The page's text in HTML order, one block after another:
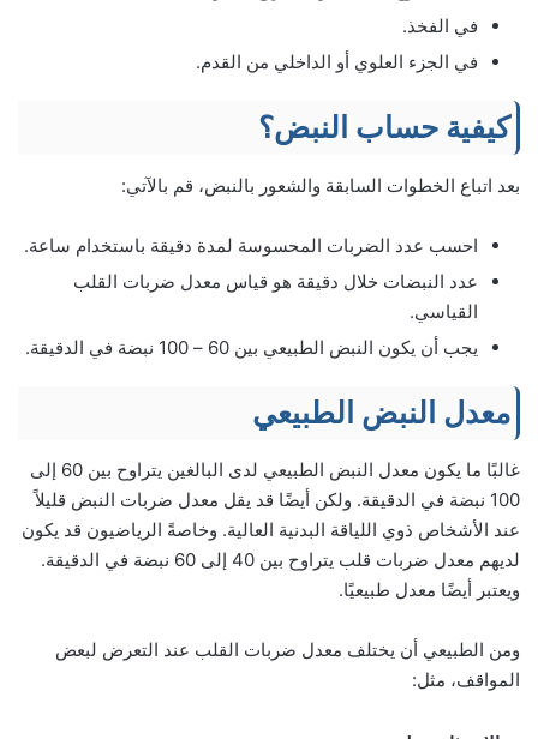
في الفخذ.
في الجزء العلوي أو الداخلي من القدم.
كيفية حساب النبض؟
بعد اتباع الخطوات السابقة والشعور بالنبض، قم بالآتي:
احسب عدد الضربات المحسوسة لمدة دقيقة باستخدام ساعة.
عدد النبضات خلال دقيقة هو قياس معدل ضربات القلب
القياسي.
يجب أن يكون النبض الطبيعي بين 60 – 100 نبضة في الدقيقة.
معدل النبض الطبيعي
غالبًا ما يكون معدل النبض الطبيعي لدى البالغين يتراوح بين 60 إلى
100 نبضة في الدقيقة. ولكن أيضًا قد يقل معدل ضربات النبض قليلاً
عند الأشخاص ذوي اللياقة البدنية العالية. وخاصةً الرياضيون قد يكون
لديهم معدل ضربات قلب يتراوح بين 40 إلى 60 نبضة في الدقيقة.
ويعتبر أيضًا معدل طبيعيًا.
ومن الطبيعي أن يختلف معدل ضربات القلب عند التعرض لبعض
المواقف، مثل: